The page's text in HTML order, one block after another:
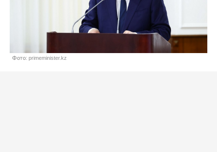
Фото: primeminister.kz